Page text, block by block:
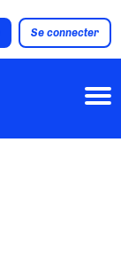
Se connecter